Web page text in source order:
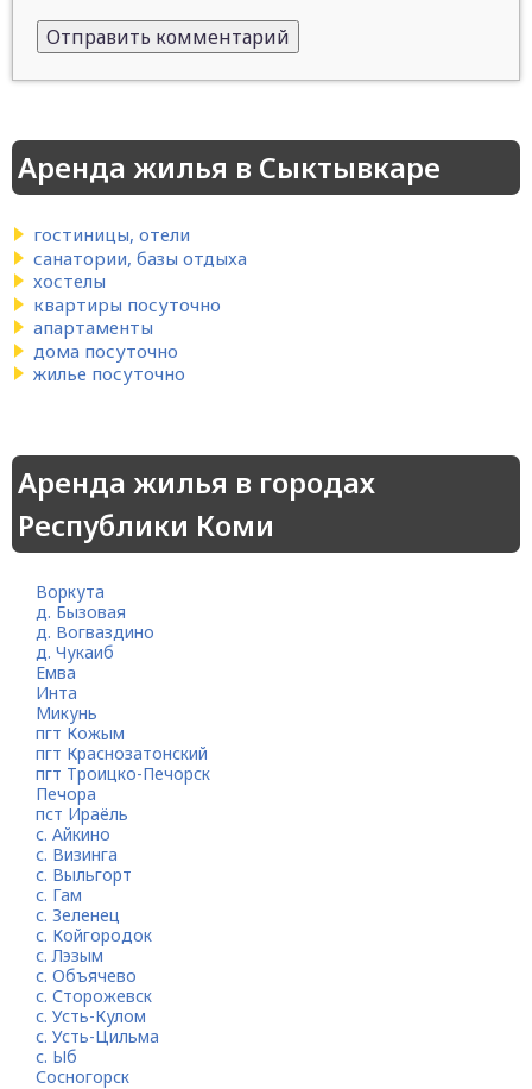
Аренда жилья в Сыктывкаре
гостиницы, отели
санатории, базы отдыха
хостелы
квартиры посуточно
апартаменты
дома посуточно
жилье посуточно
Аренда жилья в городах
Республики Коми
Воркута
д. Бызовая
д. Вогваздино
д. Чукаиб
Емва
Инта
Микунь
пгт Кожым
пгт Краснозатонский
пгт Троицко-Печорск
Печора
пст Ираёль
с. Айкино
с. Визинга
с. Выльгорт
с. Гам
с. Зеленец
с. Койгородок
с. Лэзым
с. Объячево
с. Сторожевск
с. Усть-Кулом
с. Усть-Цильма
с. Ыб
Сосногорск